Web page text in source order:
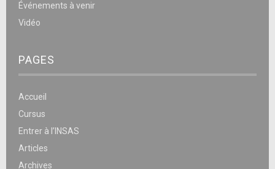
Événements à venir
Vidéo
PAGES
Accueil
Cursus
Entrer à l’INSAS
Articles
Archives